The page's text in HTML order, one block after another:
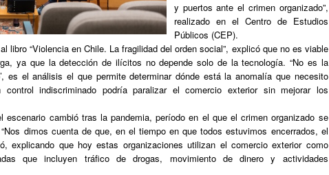
y puertos ante el crimen organizado”,
realizado en el Centro de Estudios
Públicos (CEP).
libro “Violencia en Chile. La fragilidad del orden social”, explicó que no es viable
ya que la detección de ilícitos no depende solo de la tecnología. “No es la
es el análisis el que permite determinar dónde está la anomalía que necesito
control indiscriminado podría paralizar el comercio exterior sin mejorar los
escenario cambió tras la pandemia, período en el que el crimen organizado se
dimos cuenta de que, en el tiempo en que todos estuvimos encerrados, el
explicando que hoy estas organizaciones utilizan el comercio exterior como
que incluyen tráfico de drogas, movimiento de dinero y actividades